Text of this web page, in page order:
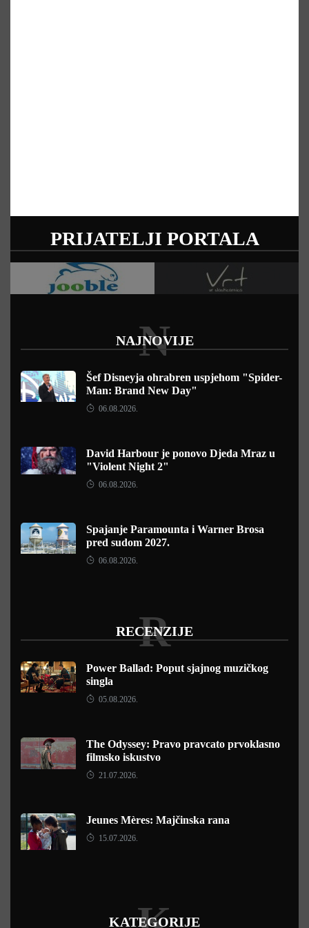
PRIJATELJI PORTALA
NAJNOVIJE
N
Šef Disneyja ohrabren uspjehom "Spider-
Man: Brand New Day"
06.08.2026.
David Harbour je ponovo Djeda Mraz u
"Violent Night 2"
06.08.2026.
Spajanje Paramounta i Warner Brosa
pred sudom 2027.
06.08.2026.
RECENZIJE
R
Power Ballad: Poput sjajnog muzičkog
singla
05.08.2026.
The Odyssey: Pravo pravcato prvoklasno
filmsko iskustvo
21.07.2026.
Jeunes Mères: Majčinska rana
15.07.2026.
KATEGORIJE